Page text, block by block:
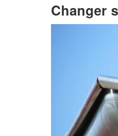
Changer